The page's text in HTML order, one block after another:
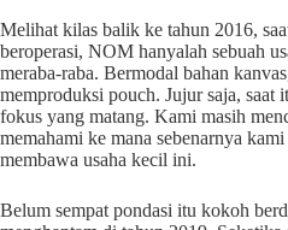
Melihat kilas balik ke tahun 2016,
beroperasi, NOM hanyalah sebuah
meraba-raba. Bermodal bahan
memproduksi pouch. Jujur saja, saat
fokus yang matang. Kami masih
memahami ke mana sebenarnya
membawa usaha kecil ini.
Belum sempat pondasi itu kokoh